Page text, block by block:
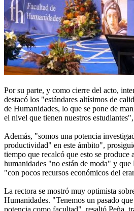
Por su parte, y como cierre del acto,
destacó los "estándares altísimos de
de Humanidades, lo que se pone de
el nivel que tienen nuestros
Además, "somos una potencia
productividad" en este ámbito",
tiempo que recalcó que esto se produce
humanidades "no están de moda" y
"con pocos recursos económicos del
La rectora se mostró muy optimista
Humanidades. "Tenemos un pasado